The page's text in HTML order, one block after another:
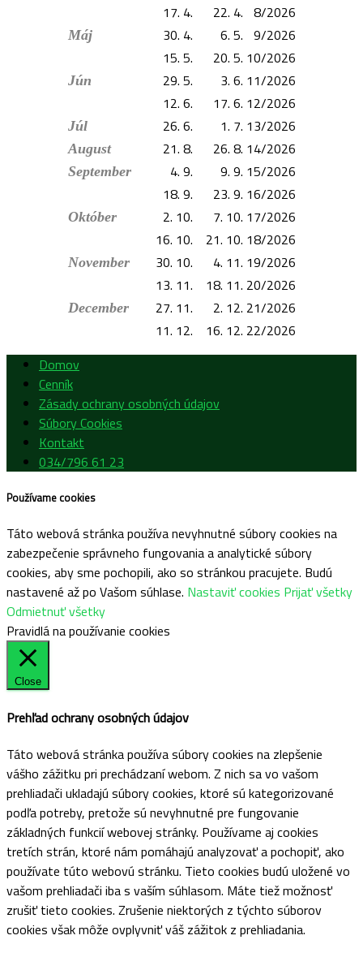
17. 4.
22. 4. 8/2026
Máj 30. 4. 6. 5. 9/2026
15. 5.
20. 5. 10/2026
Jún 29. 5. 3. 6. 11/2026
12. 6.
17. 6. 12/2026
Júl 26. 6. 1. 7. 13/2026
August 21. 8. 26. 8. 14/2026
September 4. 9. 9. 9. 15/2026
18. 9.
23. 9. 16/2026
Október 2. 10. 7. 10. 17/2026
16. 10.
21. 10. 18/2026
November 30. 10. 4. 11. 19/2026
13. 11.
18. 11. 20/2026
December 27. 11. 2. 12. 21/2026
11. 12.
16. 12. 22/2026
Domov
Cenník
Zásady ochrany osobných údajov
Súbory Cookies
Kontakt
034/796 61 23
Používame cookies
Táto webová stránka používa nevyhnutné súbory cookies na
zabezpečenie správneho fungovania a analytické súbory
cookies, aby sme pochopili, ako so stránkou pracujete. Budú
nastavené až po Vašom súhlase. Nastaviť cookies Prijať všetky
Odmietnuť všetky
Pravidlá na používanie cookies
Close
Prehľad ochrany osobných údajov
Táto webová stránka používa súbory cookies na zlepšenie
vášho zážitku pri prechádzaní webom. Z nich sa vo vašom
prehliadači ukladajú súbory cookies, ktoré sú kategorizované
podľa potreby, pretože sú nevyhnutné pre fungovanie
základných funkcií webovej stránky. Používame aj cookies
tretích strán, ktoré nám pomáhajú analyzovať a pochopiť, ako
používate túto webovú stránku. Tieto cookies budú uložené vo
vašom prehliadači iba s vaším súhlasom. Máte tiež možnosť
zrušiť tieto cookies. Zrušenie niektorých z týchto súborov
cookies však môže ovplyvniť váš zážitok z prehliadania.